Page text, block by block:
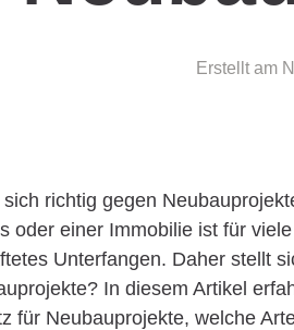
Erstellt am
richtig gegen
oder einer Immobilie ist für
Unterfangen. Daher stellt
In diesem Artikel
für Neubauprojekte, welche